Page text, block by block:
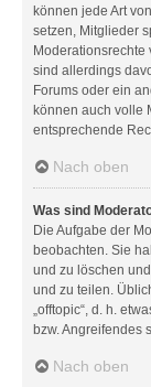
können jede Art
setzen, Mitglieder
Moderationsrechte
sind allerdings
Forums oder ein
können auch volle
entsprechende
Nach oben
Was sind
Die Aufgabe der
beobachten. Sie
und zu löschen
und zu teilen.
„offtopic“, d. h.
bzw. Angreifendes
Nach oben